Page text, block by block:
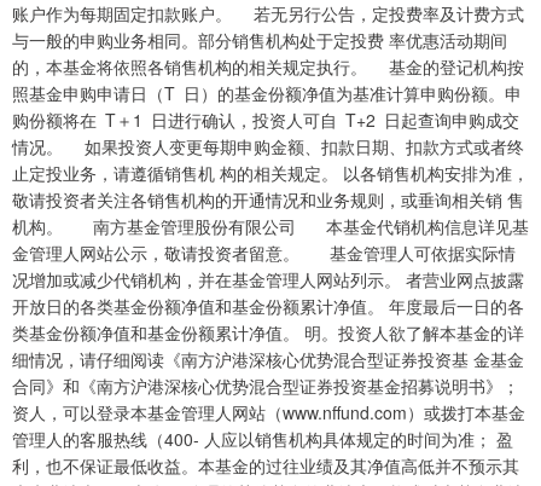
账户作为每期固定扣款账户。 若无另行公告，定投费率及计费方式
与一般的申购业务相同。部分销售机构处于定投费 率优惠活动期间
的，本基金将依照各销售机构的相关规定执行。 基金的登记机构按
照基金申购申请日（T 日）的基金份额净值为基准计算申购份额。申
购份额将在 T＋1 日进行确认，投资人可自 T+2 日起查询申购成交
情况。 如果投资人变更每期申购金额、扣款日期、扣款方式或者终
止定投业务，请遵循销售机 构的相关规定。 以各销售机构安排为准，
敬请投资者关注各销售机构的开通情况和业务规则，或垂询相关销 售
机构。 南方基金管理股份有限公司 本基金代销机构信息详见基
金管理人网站公示，敬请投资者留意。 基金管理人可依据实际情
况增加或减少代销机构，并在基金管理人网站列示。 者营业网点披露
开放日的各类基金份额净值和基金份额累计净值。 年度最后一日的各
类基金份额净值和基金份额累计净值。 明。投资人欲了解本基金的详
细情况，请仔细阅读《南方沪港深核心优势混合型证券投资基 金基金
合同》和《南方沪港深核心优势混合型证券投资基金招募说明书》；
资人，可以登录本基金管理人网站（www.nffund.com）或拨打本基金
管理人的客服热线（400- 人应以销售机构具体规定的时间为准； 盈
利，也不保证最低收益。本基金的过往业绩及其净值高低并不预示其